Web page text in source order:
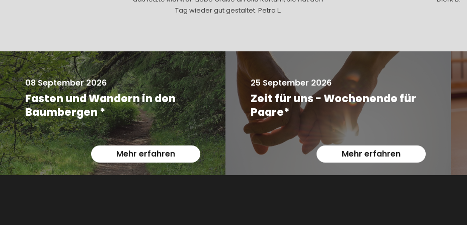
Tag wieder gut gestaltet. Petra L.
08 September 2026
Fasten und Wandern in den
Baumbergen *
Mehr erfahren
25 September 2026
Zeit für uns - Wochenende für
Paare*
Mehr erfahren